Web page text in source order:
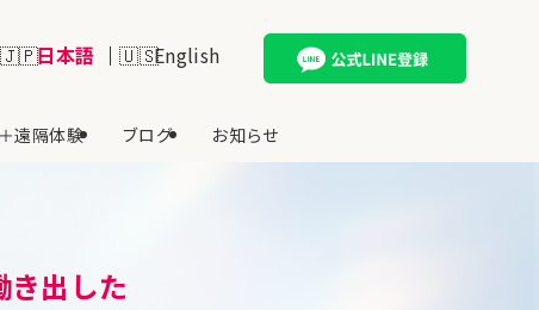
遠隔体験 ブログ お知らせ
English
日本語
出した